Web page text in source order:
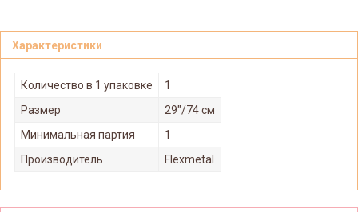
Характеристики
Количество в 1 упаковке
1
Размер
29"/74 см
Минимальная партия
1
Производитель
Flexmetal